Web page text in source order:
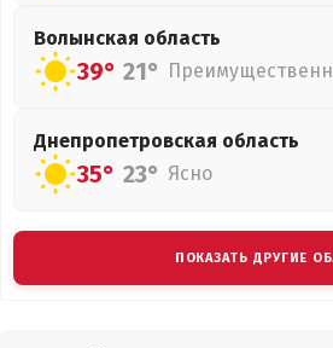
Волынская область
39° 21°
Днепропетровская область
35° 23° Ясно
ПОКАЗАТЬ ДРУГИЕ